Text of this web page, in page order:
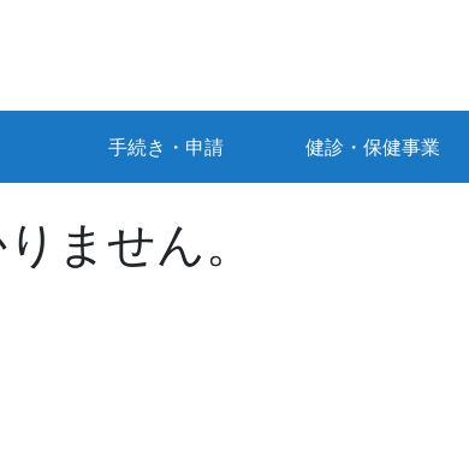
手続き・申請 健診・保健事業
ません。